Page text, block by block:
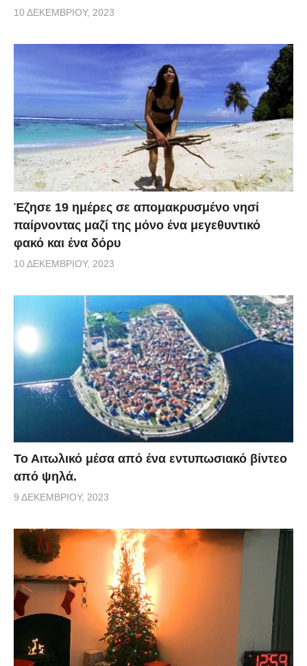
10 ΔΕΚΕΜΒΡΊΟΥ, 2023
Έζησε 19 ημέρες σε απομακρυσμένο νησί
παίρνοντας μαζί της μόνο ένα μεγεθυντικό
φακό και ένα δόρυ
10 ΔΕΚΕΜΒΡΊΟΥ, 2023
Το Αιτωλικό μέσα από ένα εντυπωσιακό βίντεο
από ψηλά.
9 ΔΕΚΕΜΒΡΊΟΥ, 2023